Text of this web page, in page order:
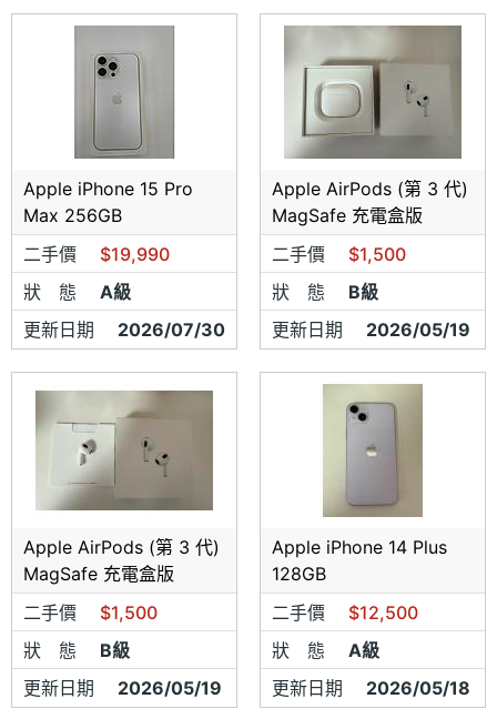
Apple iPhone 15 Pro
Max 256GB
二手價
$19,990
狀 態
A級
更新日期
2026/07/30
Apple AirPods (第 3 代)
MagSafe 充電盒版
二手價
$1,500
狀 態
B級
更新日期
2026/05/19
Apple AirPods (第 3 代)
MagSafe 充電盒版
二手價
$1,500
狀 態
B級
更新日期
2026/05/19
Apple iPhone 14 Plus
128GB
二手價
$12,500
狀 態
A級
更新日期
2026/05/18